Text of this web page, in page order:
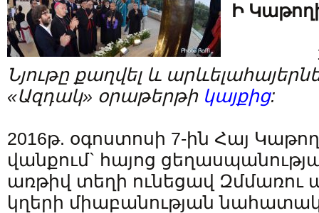
Ի
Նյութը քաղվել և
«Ազդակ» օրաթերթի կայքից:
2016թ. օգոստոսի 7-ին Հայ
վանքում` հայոց
առթիվ տեղի ունեցավ
կղերի միաբանության